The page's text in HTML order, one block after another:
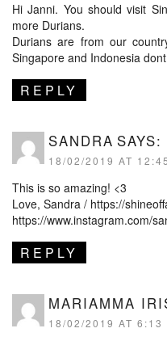
Hi Janni. You should visit
more Durians.
Durians are from our
Singapore and Indonesia
REPLY
SANDRA SAYS:
18/02/2019 AT
This is so amazing! <3
Love, Sandra / https://
https://www.instagram.com/
REPLY
MARIAMMA
18/02/2019 AT 6:13